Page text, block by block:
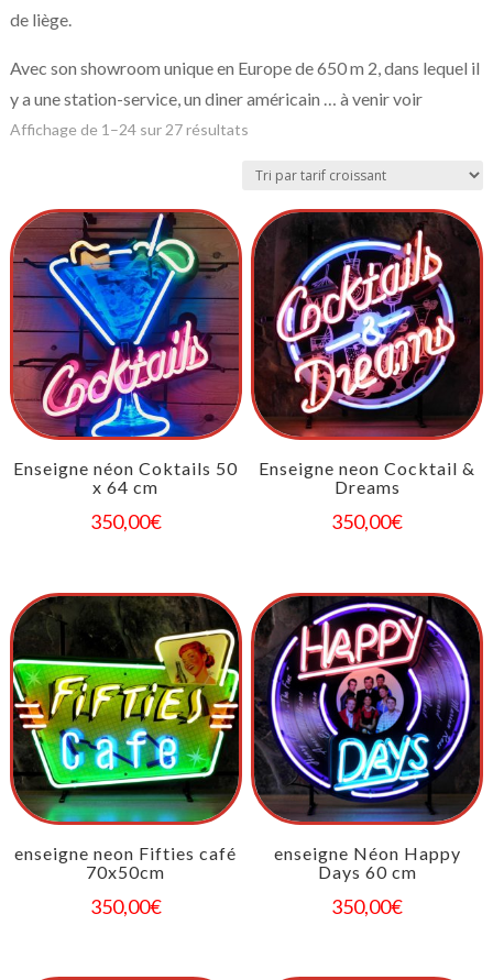
de liège.
Avec son showroom unique en Europe de 650 m 2, dans lequel il
y a une station-service, un diner américain … à venir voir
Affichage de 1–24 sur 27 résultats
Enseigne néon Coktails 50
x 64 cm
350,00€
Enseigne neon Cocktail &
Dreams
350,00€
enseigne neon Fifties café
70x50cm
350,00€
enseigne Néon Happy
Days 60 cm
350,00€